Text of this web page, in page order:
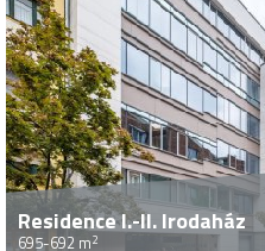
Residence I.-II. Irodaház
695-692 m2